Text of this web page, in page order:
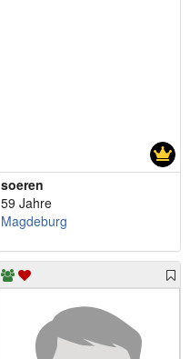
soeren
59 Jahre
Magdeburg